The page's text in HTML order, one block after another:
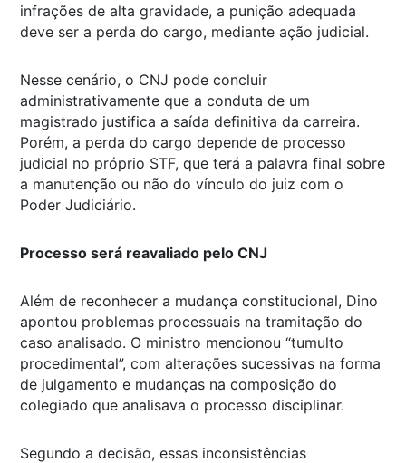
infrações de alta gravidade, a punição adequada
deve ser a perda do cargo, mediante ação judicial.
Nesse cenário, o CNJ pode concluir
administrativamente que a conduta de um
magistrado justifica a saída definitiva da carreira.
Porém, a perda do cargo depende de processo
judicial no próprio STF, que terá a palavra final sobre
a manutenção ou não do vínculo do juiz com o
Poder Judiciário.
Processo será reavaliado pelo CNJ
Além de reconhecer a mudança constitucional, Dino
apontou problemas processuais na tramitação do
caso analisado. O ministro mencionou “tumulto
procedimental”, com alterações sucessivas na forma
de julgamento e mudanças na composição do
colegiado que analisava o processo disciplinar.
Segundo a decisão, essas inconsistências